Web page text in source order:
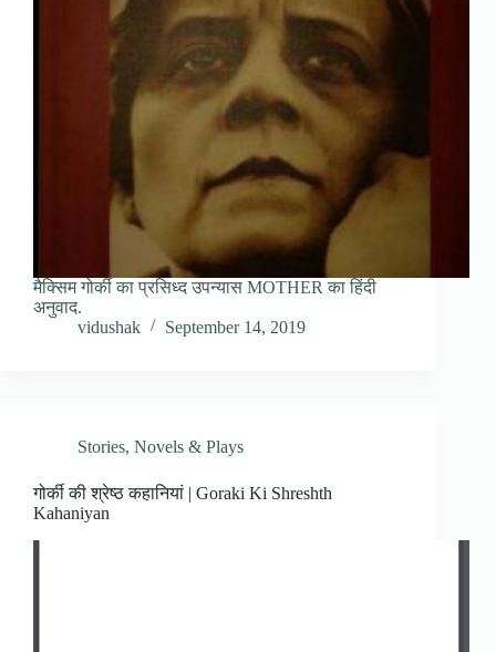
मैक्सिम गोर्की का प्रसिध्द उपन्यास MOTHER का हिंदी
अनुवाद.
vidushak
September 14, 2019
Stories, Novels & Plays
गोर्की की श्रेष्ठ कहानियां | Goraki Ki Shreshth
Kahaniyan